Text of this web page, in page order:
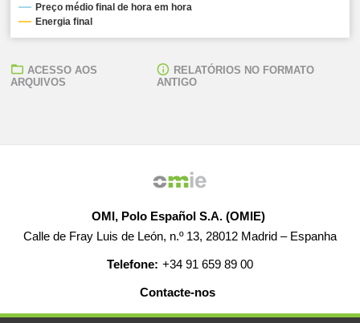
Preço médio final de hora em hora
Energia final
ACESSO AOS
ARQUIVOS
RELATÓRIOS NO FORMATO
ANTIGO
OMI, Polo Español S.A. (OMIE)
Calle de Fray Luis de León, n.º 13, 28012 Madrid – Espanha
Telefone: +34 91 659 89 00
Contacte-nos